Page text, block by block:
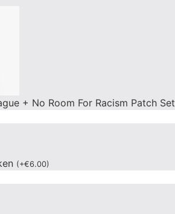
+ No Room For Racism Patch Set
(+€6.00)